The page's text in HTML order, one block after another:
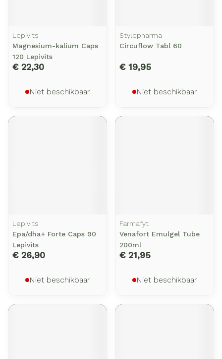
Lepivits
Magnesium-kalium Caps
120 Lepivits
€ 22,30
Niet beschikbaar
Stylepharma
Circuflow Tabl 60
€ 19,95
Niet beschikbaar
Lepivits
Epa/dha+ Forte Caps 90
Lepivits
€ 26,90
Niet beschikbaar
Farmafyt
Venafort Emulgel Tube
200ml
€ 21,95
Niet beschikbaar